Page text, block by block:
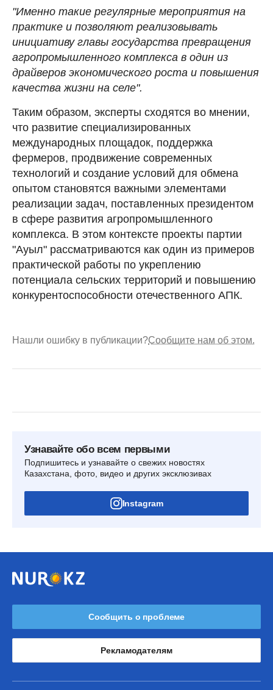
"Именно такие регулярные мероприятия на
практике и позволяют реализовывать
инициативу главы государства превращения
агропромышленного комплекса в один из
драйверов экономического роста и повышения
качества жизни на селе".
Таким образом, эксперты сходятся во мнении,
что развитие специализированных
международных площадок, поддержка
фермеров, продвижение современных
технологий и создание условий для обмена
опытом становятся важными элементами
реализации задач, поставленных президентом
в сфере развития агропромышленного
комплекса. В этом контексте проекты партии
"Ауыл" рассматриваются как один из примеров
практической работы по укреплению
потенциала сельских территорий и повышению
конкурентоспособности отечественного АПК.
Нашли ошибку в публикации?Сообщите нам об этом.
Узнавайте обо всем первыми
Подпишитесь и узнавайте о свежих новостях
Казахстана, фото, видео и других эксклюзивах
Instagram
Сообщить о проблеме
Рекламодателям